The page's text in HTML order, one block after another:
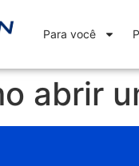
Para você
abrir